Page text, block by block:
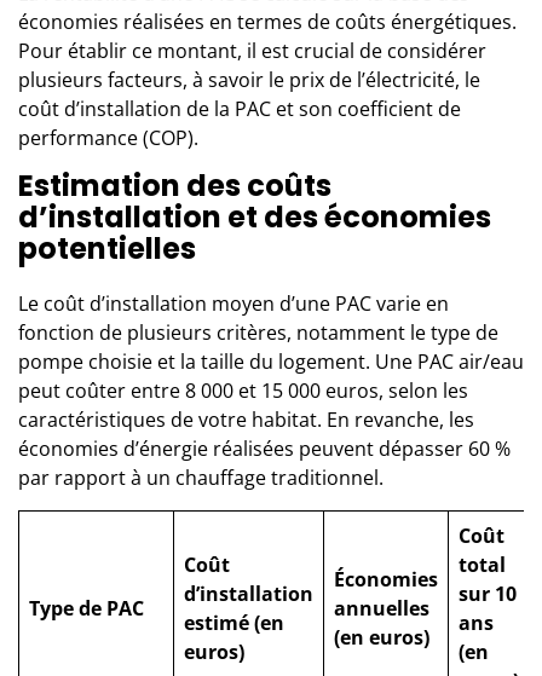
économies réalisées en termes de coûts énergétiques.
Pour établir ce montant, il est crucial de considérer
plusieurs facteurs, à savoir le prix de l’électricité, le
coût d’installation de la PAC et son coefficient de
performance (COP).
Estimation des coûts
d’installation et des économies
potentielles
Le coût d’installation moyen d’une PAC varie en
fonction de plusieurs critères, notamment le type de
pompe choisie et la taille du logement. Une PAC air/eau
peut coûter entre 8 000 et 15 000 euros, selon les
caractéristiques de votre habitat. En revanche, les
économies d’énergie réalisées peuvent dépasser 60 %
par rapport à un chauffage traditionnel.
Type de PAC
Coût
d’installation
estimé (en
euros)
Économies
annuelles
(en euros)
Coût
total
sur 10
ans
(en